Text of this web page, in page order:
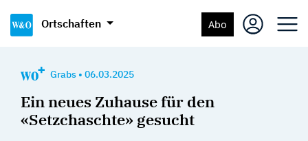
Ortschaften Abo
Grabs • 06.03.2025
Ein neues Zuhause für den
«Setzchaschte» gesucht